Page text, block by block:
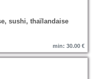
sushi, thaïlandaise
min: 30.00 €